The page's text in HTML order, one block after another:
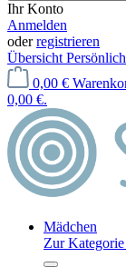
Ihr Konto
Anmelden
oderregistrieren
Übersicht
0,00 €
0,00 €.
Mädchen
Zur